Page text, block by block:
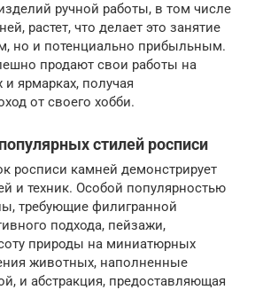
ручной работы, в том числе
растет, что делает это занятие
но и потенциально прибыльным.
продают свои работы на
ярмарках, получая
от своего хобби.
стилей росписи
росписи камней демонстрирует
и техник. Особой популярностью
требующие филигранной
подхода, пейзажи,
природы на миниатюрных
животных, наполненные
и абстракция, предоставляющая